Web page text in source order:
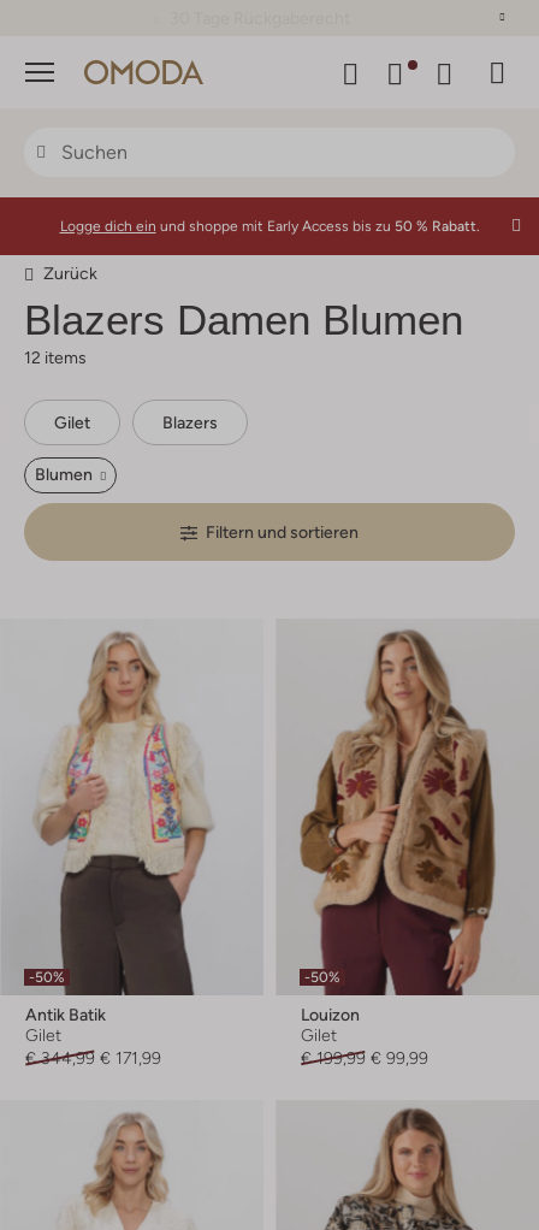
Menü
Logge dich ein und shoppe mit Early Access bis zu 50 % Rabatt.
Zurück
Blazers Damen Blumen
12 items
Gilet Blazers
Blumen
Filtern und sortieren
-50%
Antik Batik
Gilet
€ 344,99 € 171,99
-50%
Louizon
Gilet
€ 199,99 € 99,99